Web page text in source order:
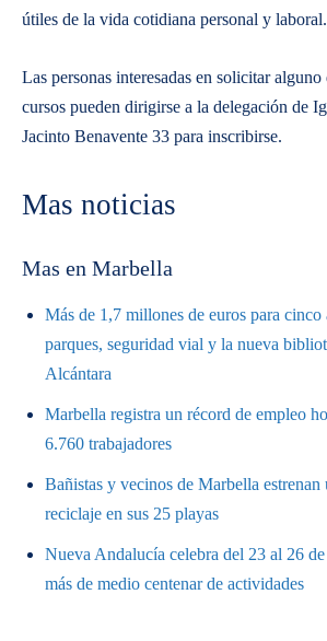
útiles de la vida cotidiana personal y laboral.
Las personas interesadas en solicitar
cursos pueden dirigirse a la delegación de
Jacinto Benavente 33 para inscribirse.
Mas noticias
Mas en Marbella
Más de 1,7 millones de euros para cinco
parques, seguridad vial y la nueva
Alcántara
Marbella registra un récord de empleo
6.760 trabajadores
Bañistas y vecinos de Marbella estrenan
reciclaje en sus 25 playas
Nueva Andalucía celebra del 23 al 26
más de medio centenar de actividades